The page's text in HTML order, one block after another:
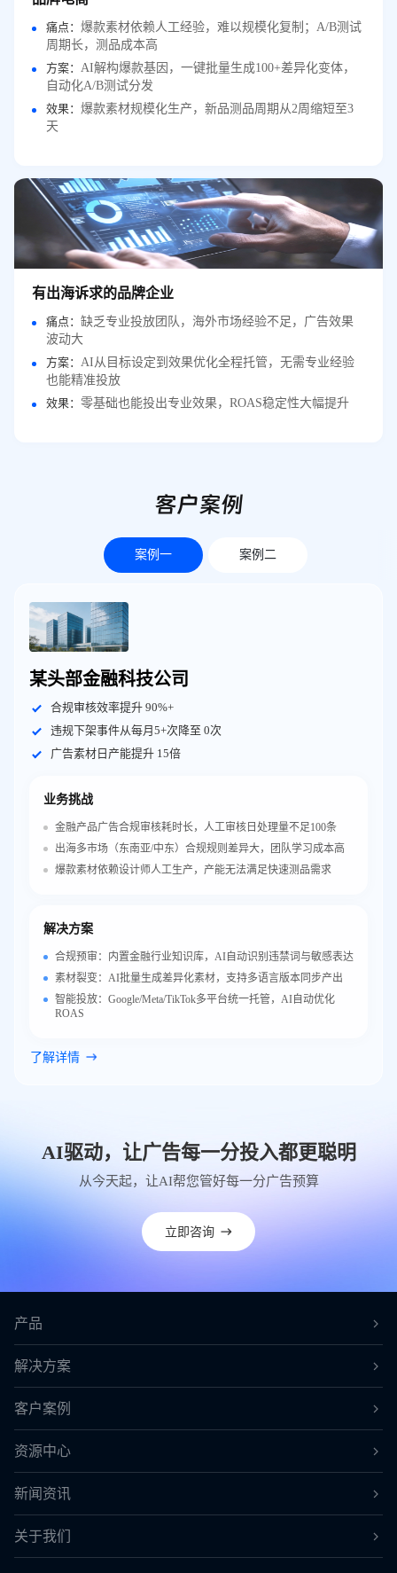
痛点： 爆款素材依赖人工经验，难以规模化复制；A/B测试
周期长，测品成本高
方案： AI解构爆款基因，一键批量生成100+差异化变体，
自动化A/B测试分发
效果： 爆款素材规模化生产，新品测品周期从2周缩短至3
天
有出海诉求的品牌企业
痛点： 缺乏专业投放团队，海外市场经验不足，广告效果
波动大
方案： AI从目标设定到效果优化全程托管，无需专业经验
也能精准投放
效果： 零基础也能投出专业效果，ROAS稳定性大幅提升
客户案例
案例一 案例二
某头部金融科技公司
合规审核效率提升 90%+
违规下架事件从每月5+次降至 0次
广告素材日产能提升 15倍
业务挑战
金融产品广告合规审核耗时长，人工审核日处理量不足100条
出海多市场（东南亚/中东）合规规则差异大，团队学习成本高
爆款素材依赖设计师人工生产，产能无法满足快速测品需求
解决方案
合规预审：内置金融行业知识库，AI自动识别违禁词与敏感表达
素材裂变：AI批量生成差异化素材，支持多语言版本同步产出
智能投放：Google/Meta/TikTok多平台统一托管，AI自动优化
ROAS
了解详情
AI驱动，让广告每一分投入都更聪明
从今天起，让AI帮您管好每一分广告预算
立即咨询
产品
解决方案
客户案例
资源中心
新闻资讯
关于我们